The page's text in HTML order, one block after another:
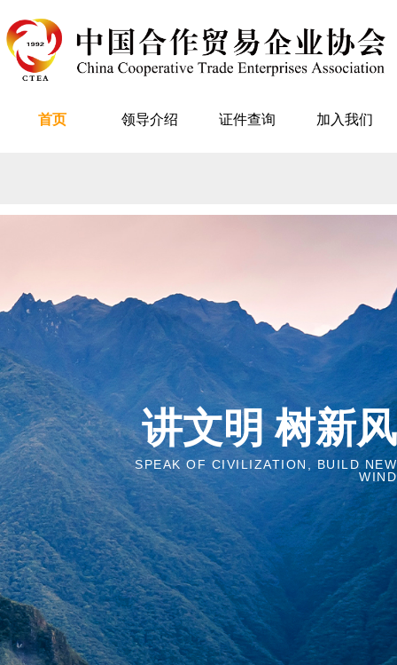
首页 领导介绍 证件查询 加入我们
讲文明 树新风
SPEAK OF CIVILIZATION, BUILD NEW
WIND